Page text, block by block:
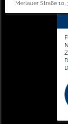
Merlauer Straße 10,